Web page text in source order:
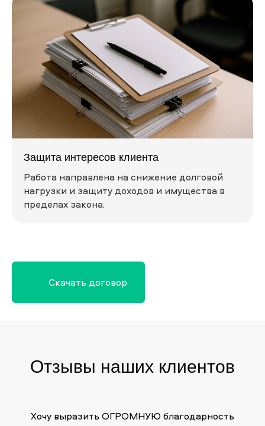
Защита интересов клиента
Работа направлена на снижение долговой
нагрузки и защиту доходов и имущества в
пределах закона.
Скачать договор
Отзывы наших клиентов
Хочу выразить ОГРОМНУЮ благодарность